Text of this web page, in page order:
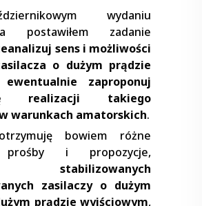
wydaniu
postawiłem zadanie
sens i możliwości
o dużym prądzie
zaproponuj
realizacji takiego
warunkach amatorskich.
bowiem różne
prośby i propozycje,
stabilizowanych
zasilaczy o dużym
prądzie wyjściowym,